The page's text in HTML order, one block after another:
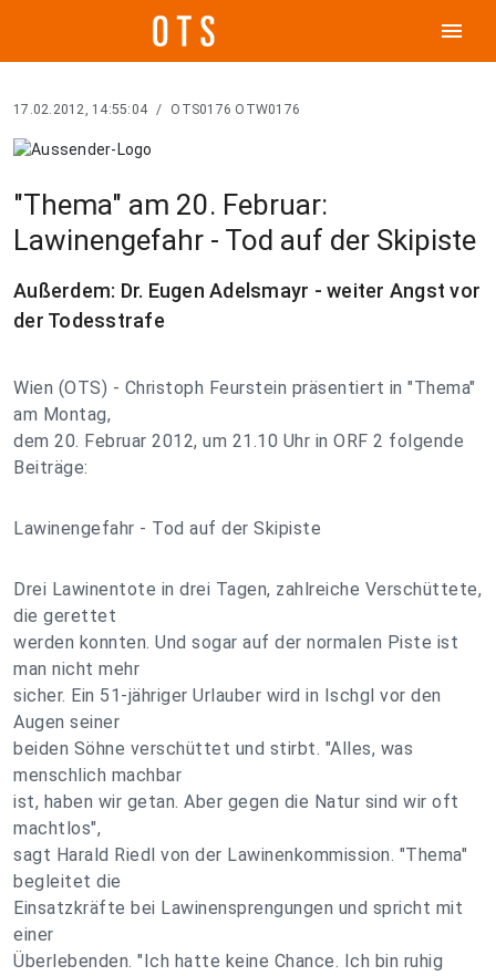
menu
17.02.2012, 14:55:04 / OTS0176 OTW0176
"Thema" am 20. Februar:
Lawinengefahr - Tod auf der Skipiste
Außerdem: Dr. Eugen Adelsmayr - weiter Angst vor
der Todesstrafe
Wien (OTS) - Christoph Feurstein präsentiert in "Thema"
am Montag,
dem 20. Februar 2012, um 21.10 Uhr in ORF 2 folgende
Beiträge:
Lawinengefahr - Tod auf der Skipiste
Drei Lawinentote in drei Tagen, zahlreiche Verschüttete,
die gerettet
werden konnten. Und sogar auf der normalen Piste ist
man nicht mehr
sicher. Ein 51-jähriger Urlauber wird in Ischgl vor den
Augen seiner
beiden Söhne verschüttet und stirbt. "Alles, was
menschlich machbar
ist, haben wir getan. Aber gegen die Natur sind wir oft
machtlos",
sagt Harald Riedl von der Lawinenkommission. "Thema"
begleitet die
Einsatzkräfte bei Lawinensprengungen und spricht mit
einer
Überlebenden. "Ich hatte keine Chance. Ich bin ruhig